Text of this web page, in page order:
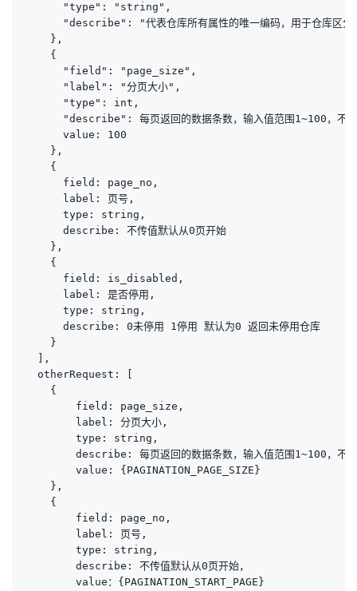
      "type": "string",
"describe": "代表仓库所有属性的唯一编码，用于仓库区分
    },
    {
      "field": "page_size",
      "label": "分页大小",
      "type": int,
"describe": 每页返回的数据条数，输入值范围1~100，不传
      value: 100
    },
    {
      field: page_no,
      label: 页号,
      type: string,
      describe: 不传值默认从0页开始
    },
    {
      field: is_disabled,
      label: 是否停用,
      type: string,
      describe: 0未停用 1停用 默认为0 返回未停用仓库
    }
  ],
  otherRequest: [
    {
        field: page_size,
        label: 分页大小,
        type: string,
describe: 每页返回的数据条数，输入值范围1~100，不传
        value: {PAGINATION_PAGE_SIZE}
    },
    {
        field: page_no,
        label: 页号,
        type: string,
        describe: 不传值默认从0页开始，
        value：{PAGINATION_START_PAGE}